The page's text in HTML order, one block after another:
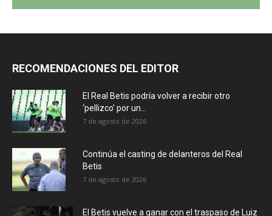
RECOMENDACIONES DEL EDITOR
El Real Betis podría volver a recibir otro
‘pellizco’ por un...
7 de agosto de 2026
Continúa el casting de delanteros del Real
Betis
7 de agosto de 2026
El Betis vuelve a ganar con el traspaso de Luiz